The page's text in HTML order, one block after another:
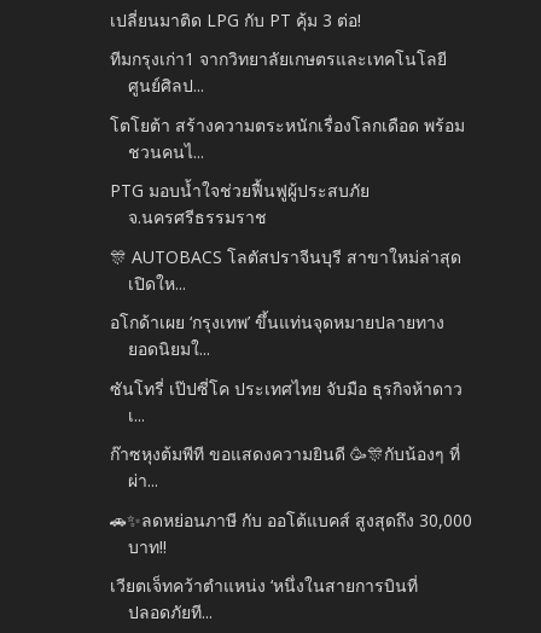
เปลี่ยนมาติด LPG กับ PT คุ้ม 3 ต่อ!
ทีมกรุงเก่า1 จากวิทยาลัยเกษตรและเทคโนโลยี
ศูนย์ศิลป...
โตโยต้า สร้างความตระหนักเรื่องโลกเดือด พร้อม
ชวนคนไ...
PTG มอบน้ำใจช่วยฟื้นฟูผู้ประสบภัย
จ.นครศรีธรรมราช
🎊 AUTOBACS โลตัสปราจีนบุรี สาขาใหม่ล่าสุด
เปิดให...
อโกด้าเผย ‘กรุงเทพ’ ขึ้นแท่นจุดหมายปลายทาง
ยอดนิยมใ...
ซันโทรี่ เป๊ปซี่โค ประเทศไทย จับมือ ธุรกิจห้าดาว
เ...
ก๊าซหุงต้มพีที ขอแสดงความยินดี 🥳🎊กับน้องๆ ที่
ผ่า...
🚗✨ลดหย่อนภาษี กับ ออโต้แบคส์ สูงสุดถึง 30,000
บาท!!
เวียตเจ็ทคว้าตำแหน่ง ‘หนึ่งในสายการบินที่
ปลอดภัยที...